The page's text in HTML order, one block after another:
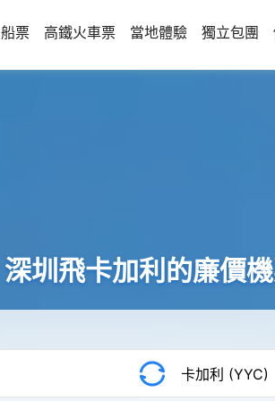
船票 高鐵火車票 當地體驗 獨立包團
深圳飛卡加利的廉價